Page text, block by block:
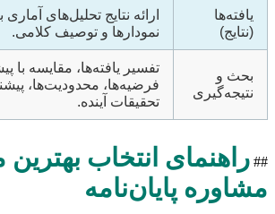
یافته‌ها
(نتایج)
ارائه نتایج تحلیل‌های
نمودارها و توصیف کلامی.
بحث و
نتیجه‌گیری
تفسیر یافته‌ها، مقایسه با
فرضیه‌ها، محدودیت‌ها،
تحقیقات آینده.
## راهنمای انتخاب بهترین
مشاوره پایان‌نامه